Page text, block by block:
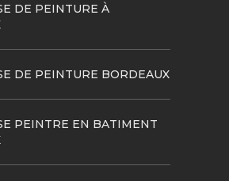
DE PEINTURE À
DE PEINTURE BORDEAUX
PEINTRE EN BATIMENT